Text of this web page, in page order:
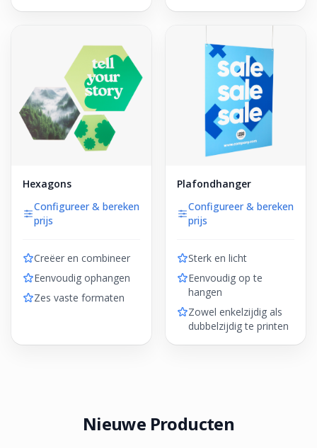
Hexagons
Configureer & bereken
prijs
Creëer en combineer
Eenvoudig ophangen
Zes vaste formaten
Plafondhanger
Configureer & bereken
prijs
Sterk en licht
Eenvoudig op te
hangen
Zowel enkelzijdig als
dubbelzijdig te printen
Nieuwe Producten